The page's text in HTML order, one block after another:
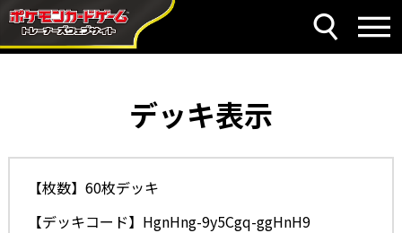
デッキ表示
【枚数】60枚デッキ
【デッキコード】 HgnHng-9y5Cgq-ggHnH9